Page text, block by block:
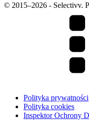
© 2015–2026 - Selectivv.
Polityka prywatności
Polityka cookies
Inspektor Ochrony